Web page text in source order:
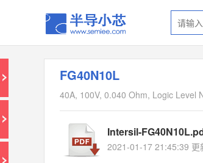
FG40N10L
40A, 100V, 0.040 Ohm, Logic Level
Intersil-
2021-01-17 21:45:39 更